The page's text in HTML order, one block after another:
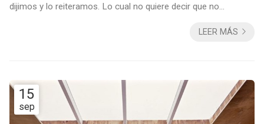
dijimos y lo reiteramos. Lo cual no quiere decir que no
cosas uno mismo es, además de práctico y económico,
LEER MÁS
15
sep